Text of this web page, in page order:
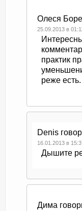
Олеся
25.09.2013 в 01:11
практик
реже
Denis
16.01.2013 в
Дышите
Дима